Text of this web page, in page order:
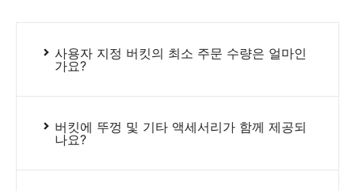
사용자 지정 버킷의 최소 주문 수량은 얼마인
가요?
버킷에 뚜껑 및 기타 액세서리가 함께 제공되
나요?